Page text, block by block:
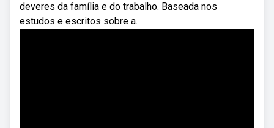
deveres da família e do trabalho. Baseada nos
estudos e escritos sobre a.